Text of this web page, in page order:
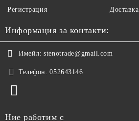
Регистрация Доставка
Информация за контакти:
Имейл: stenotrade@gmail.com
Телефон: 052643146
Ние работим с